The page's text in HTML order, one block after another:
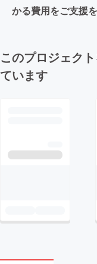
かる費用をご支援
このプロジェク
ています